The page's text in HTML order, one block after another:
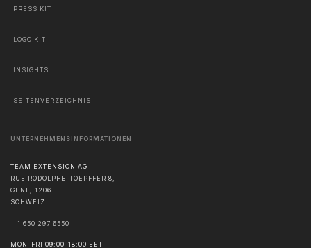
PRESS KIT
LOGO KIT
INSIGHTS
SEITENVERZEICHNIS
UNTERNEHMENSINFORMATIONEN
TEAM EXTENSION AG
RUE RODOLPHE-TOEPFFER 8,
GENF, 1206
SCHWEIZ
+1 650 297 6550
MON-FRI 09:00-18:00 EET